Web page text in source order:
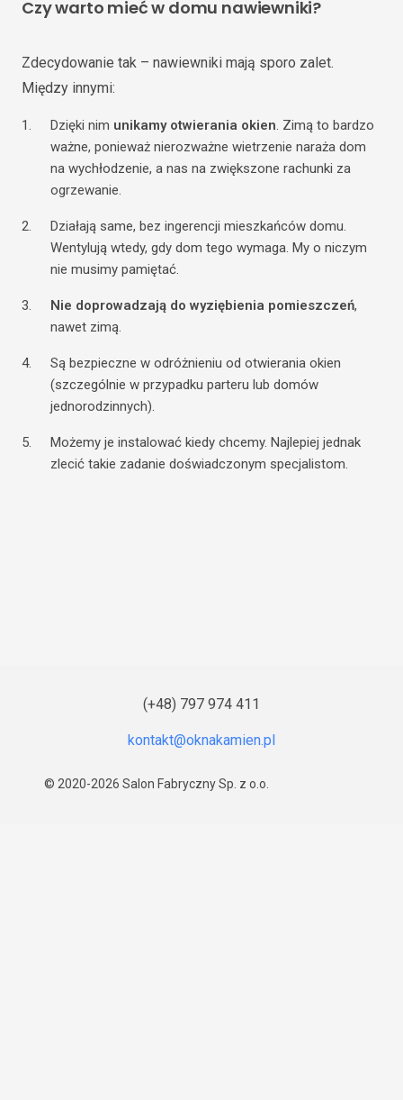
Czy warto mieć w domu nawiewniki?
Zdecydowanie tak – nawiewniki mają sporo zalet.
Między innymi:
Dzięki nim unikamy otwierania okien. Zimą to bardzo
ważne, ponieważ nierozważne wietrzenie naraża dom
na wychłodzenie, a nas na zwiększone rachunki za
ogrzewanie.
Działają same, bez ingerencji mieszkańców domu.
Wentylują wtedy, gdy dom tego wymaga. My o niczym
nie musimy pamiętać.
Nie doprowadzają do wyziębienia pomieszczeń,
nawet zimą.
Są bezpieczne w odróżnieniu od otwierania okien
(szczególnie w przypadku parteru lub domów
jednorodzinnych).
Możemy je instalować kiedy chcemy. Najlepiej jednak
zlecić takie zadanie doświadczonym specjalistom.
(+48) 797 974 411
© 2020-2026 Salon Fabryczny Sp. z o.o.